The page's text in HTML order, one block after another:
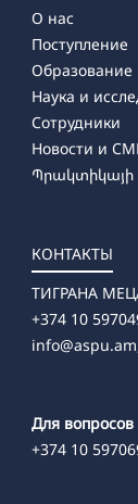
О нас
Поступление
Образование
Наука и
Сотрудники
Новости и
Պրակտիկայի
КОНТАКТЫ
ТИГРАНА
+374 10
Для
+374 10